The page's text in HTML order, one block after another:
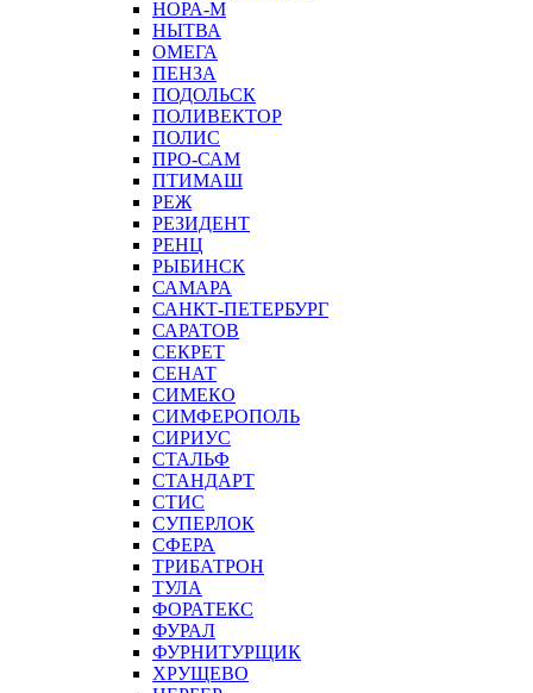
НОРА-М
НЫТВА
ОМЕГА
ПЕНЗА
ПОДОЛЬСК
ПОЛИВЕКТОР
ПОЛИС
ПРО-САМ
ПТИМАШ
РЕЖ
РЕЗИДЕНТ
РЕНЦ
РЫБИНСК
САМАРА
САНКТ-ПЕТЕРБУРГ
САРАТОВ
СЕКРЕТ
СЕНАТ
СИМЕКО
СИМФЕРОПОЛЬ
СИРИУС
СТАЛЬФ
СТАНДАРТ
СТИС
СУПЕРЛОК
СФЕРА
ТРИБАТРОН
ТУЛА
ФОРАТЕКС
ФУРАЛ
ФУРНИТУРЩИК
ХРУЩЕВО